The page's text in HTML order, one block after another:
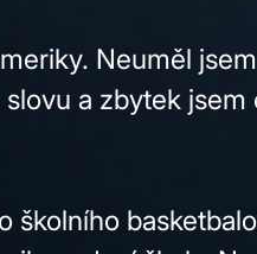
Neuměl
a zbytek jsem
školního